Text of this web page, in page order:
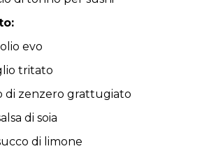
evo
tritato
di zenzero grattugiato
di soia
di limone